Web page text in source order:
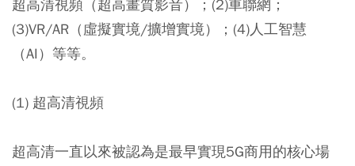
超高清視頻（超高畫質影音）；(2)車聯網；
(3)VR/AR（虛擬實境/擴增實境）；(4)人工智慧
（AI）等等。
(1) 超高清視頻
超高清一直以來被認為是最早實現5G商用的核心場